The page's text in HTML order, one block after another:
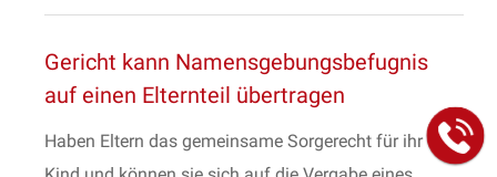
Gericht kann Namensgebungsbefugnis
auf einen Elternteil übertragen
Haben Eltern das gemeinsame Sorgerecht für ihr